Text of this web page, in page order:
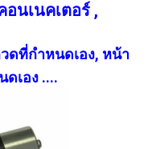
นเนคเตอร์ ,
ดที่กำหนดเอง, หน้า
เอง ....